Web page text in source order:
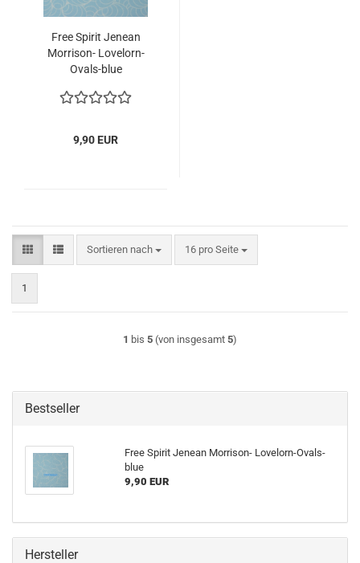
Free Spirit Jenean
Morrison- Lovelorn-
Ovals-blue
9,90 EUR
Sortieren nach
Sortieren nach 16 pro Seite
pro Seite
1
1 bis 5 (von insgesamt 5)
Bestseller
Free Spirit Jenean Morrison- Lovelorn-Ovals-
blue
9,90 EUR
Hersteller